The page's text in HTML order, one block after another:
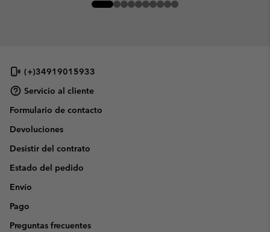
(+)34919015933
Servicio al cliente
Formulario de contacto
Devoluciones
Desistir del contrato
Estado del pedido
Envío
Pago
Preguntas frecuentes